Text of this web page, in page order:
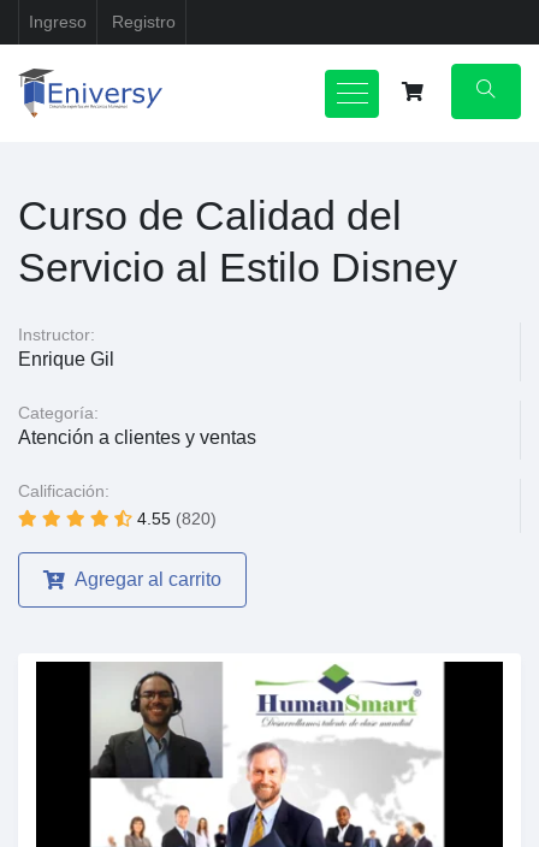
Ingreso Registro
Curso de Calidad del
Servicio al Estilo Disney
Instructor:
Enrique Gil
Categoría:
Atención a clientes y ventas
Calificación:
4.55 (820)
Agregar al carrito